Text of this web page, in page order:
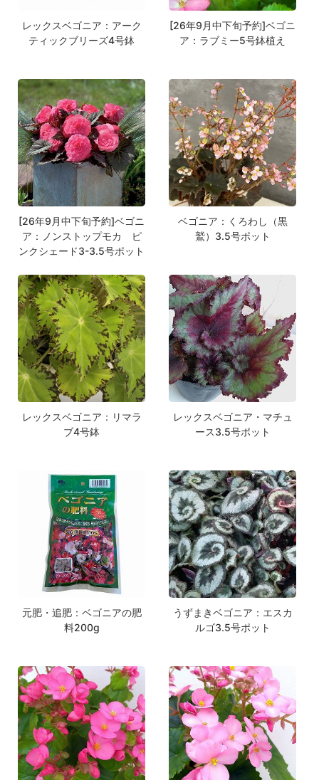
レックスベゴニア：アーク
ティックブリーズ4号鉢
[26年9月中下旬予約]ベゴニ
ア：ラブミー5号鉢植え
[26年9月中下旬予約]ベゴニ
ア：ノンストップモカ ピ
ンクシェード3-3.5号ポット
ベゴニア：くろわし（黒
鷲）3.5号ポット
レックスベゴニア：リマラ
ブ4号鉢
レックスベゴニア・マチュ
ース3.5号ポット
元肥・追肥：ベゴニアの肥
料200g
うずまきベゴニア：エスカ
ルゴ3.5号ポット